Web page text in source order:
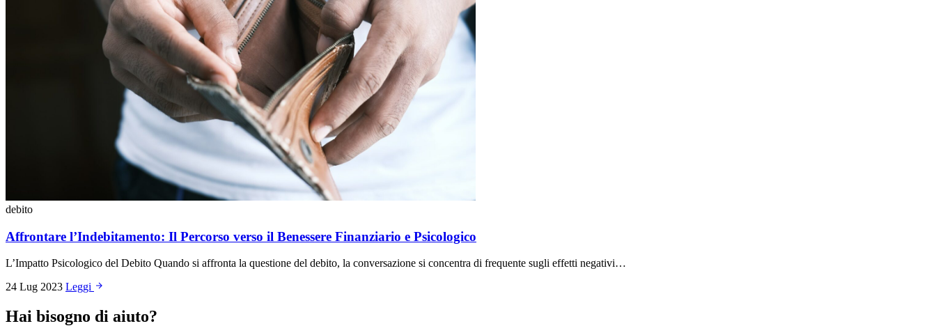
debito
Affrontare l’Indebitamento: Il Percorso verso il Benessere Finanziario e Psicologico
L’Impatto Psicologico del Debito Quando si affronta la questione del debito, la conversazione si concentra di frequente sugli effetti negativi…
24 Lug 2023 Leggi
Hai bisogno di aiuto?